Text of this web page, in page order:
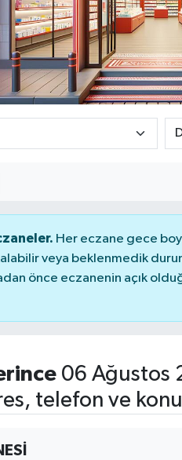
Her eczane gece
veya beklenmedik
önce eczanenin açık
06 Ağustos
telefon ve